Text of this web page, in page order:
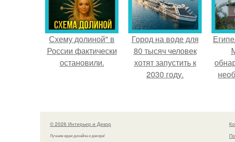
Схему долиной" в
России фактически
остановили.
Город на воде для
80 тысяч человек
хотят запустить к
2030 году.
© 2026 Интерьер и Декор
Лучшие идеи дизайна и декора!